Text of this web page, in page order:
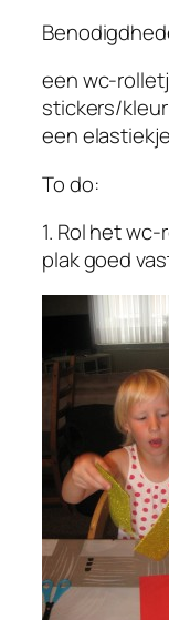
een wc-
stickers/
een
To do:
1. Rol het
plak goed